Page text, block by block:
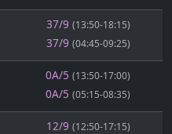
37/9 (13:50-18:15)
37/9 (04:45-09:25)
0A/5 (13:50-17:00)
0A/5 (05:15-08:35)
12/9 (12:50-17:15)